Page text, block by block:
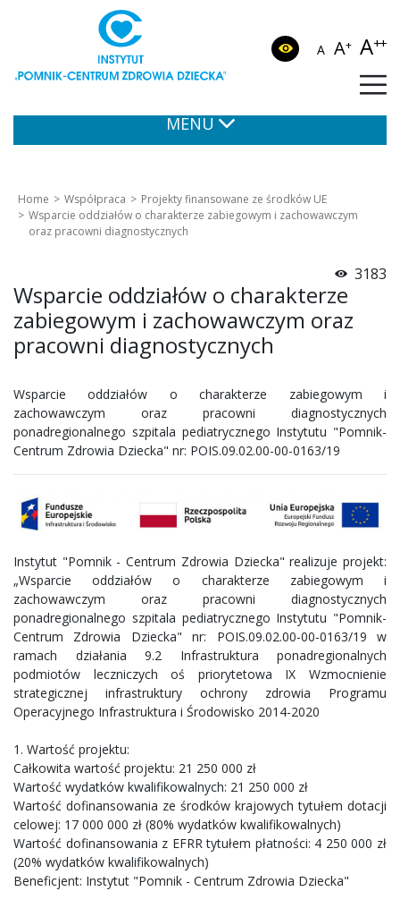
A A+ A++
MENU
Home Współpraca
Projekty finansowane ze środków UE
Wsparcie oddziałów o charakterze zabiegowym i zachowawczym
oraz pracowni diagnostycznych
3183
Wsparcie oddziałów o charakterze
zabiegowym i zachowawczym oraz
pracowni diagnostycznych
Wsparcie oddziałów o charakterze zabiegowym i
zachowawczym oraz pracowni diagnostycznych
ponadregionalnego szpitala pediatrycznego Instytutu "Pomnik-
Centrum Zdrowia Dziecka" nr: POIS.09.02.00-00-0163/19
Instytut "Pomnik - Centrum Zdrowia Dziecka" realizuje projekt:
„Wsparcie oddziałów o charakterze zabiegowym i
zachowawczym oraz pracowni diagnostycznych
ponadregionalnego szpitala pediatrycznego Instytutu "Pomnik-
Centrum Zdrowia Dziecka" nr: POIS.09.02.00-00-0163/19 w
ramach działania 9.2 Infrastruktura ponadregionalnych
podmiotów leczniczych oś priorytetowa IX Wzmocnienie
strategicznej infrastruktury ochrony zdrowia Programu
Operacyjnego Infrastruktura i Środowisko 2014-2020
1. Wartość projektu:
Całkowita wartość projektu: 21 250 000 zł
Wartość wydatków kwalifikowalnych: 21 250 000 zł
Wartość dofinansowania ze środków krajowych tytułem dotacji
celowej: 17 000 000 zł (80% wydatków kwalifikowalnych)
Wartość dofinansowania z EFRR tytułem płatności: 4 250 000 zł
(20% wydatków kwalifikowalnych)
Beneficjent: Instytut "Pomnik - Centrum Zdrowia Dziecka"